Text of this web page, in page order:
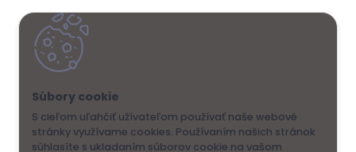
S cieľom uľahčiť užívateľom používať naše webové
stránky využívame cookies. Používaním našich stránok
súhlasíte s ukladaním súborov cookie na vašom